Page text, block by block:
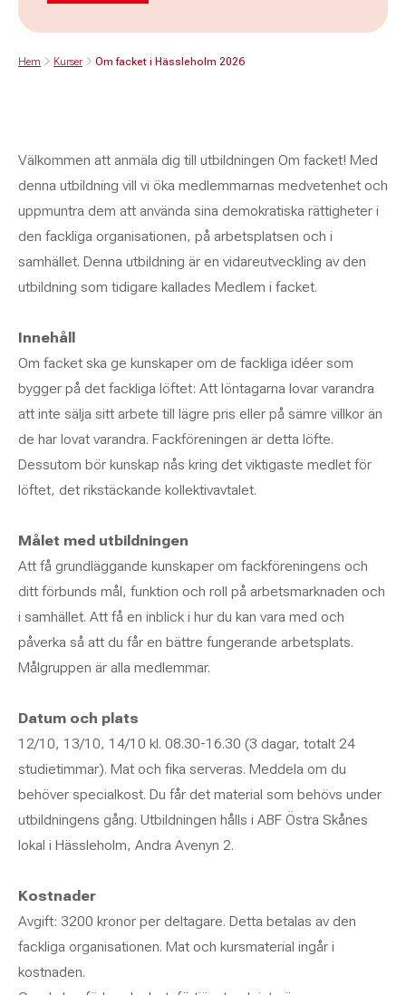
Hem Kurser Om facket i Hässleholm 2026
Välkommen att anmäla dig till utbildningen Om facket! Med
denna utbildning vill vi öka medlemmarnas medvetenhet och
uppmuntra dem att använda sina demokratiska rättigheter i
den fackliga organisationen, på arbetsplatsen och i
samhället. Denna utbildning är en vidareutveckling av den
utbildning som tidigare kallades Medlem i facket.
Innehåll
Om facket ska ge kunskaper om de fackliga idéer som
bygger på det fackliga löftet: Att löntagarna lovar varandra
att inte sälja sitt arbete till lägre pris eller på sämre villkor än
de har lovat varandra. Fackföreningen är detta löfte.
Dessutom bör kunskap nås kring det viktigaste medlet för
löftet, det rikstäckande kollektivavtalet.
Målet med utbildningen
Att få grundläggande kunskaper om fackföreningens och
ditt förbunds mål, funktion och roll på arbetsmarknaden och
i samhället. Att få en inblick i hur du kan vara med och
påverka så att du får en bättre fungerande arbetsplats.
Målgruppen är alla medlemmar.
Datum och plats
12/10, 13/10, 14/10 kl. 08.30-16.30 (3 dagar, totalt 24
studietimmar). Mat och fika serveras. Meddela om du
behöver specialkost. Du får det material som behövs under
utbildningens gång. Utbildningen hålls i ABF Östra Skånes
lokal i Hässleholm, Andra Avenyn 2.
Kostnader
Avgift: 3200 kronor per deltagare. Detta betalas av den
fackliga organisationen. Mat och kursmaterial ingår i
kostnaden.